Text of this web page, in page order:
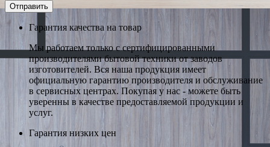
Гарантия качества на товар
Мы работаем только с сертифицированными
производителями бытовой техники от заводов
изготовителей. Вся наша продукция имеет
официальную гарантию производителя и обслуживание
в сервисных центрах. Покупая у нас - можете быть
уверенны в качестве предоставляемой продукции и
услуг.
Гарантия низких цен